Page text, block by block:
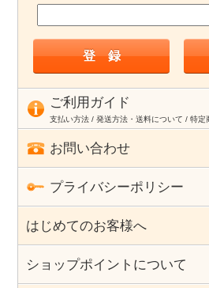
ご利用ガイド
支払い方法 / 発送方法・送料について / 特定
お問い合わせ
プライバシーポリシー
はじめてのお客様へ
ショップポイントについて